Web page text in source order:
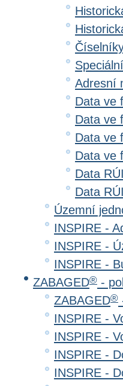
Adresní
Data ve
Data ve
Data ve
Data ve
Data
Data
Územní
INSPIRE -
INSPIRE -
INSPIRE -
ZABAGED® -
ZABAGED®
INSPIRE -
INSPIRE -
INSPIRE -
INSPIRE -